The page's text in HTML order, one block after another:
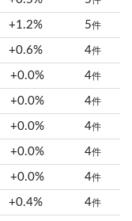
+1.2% 5件
+0.6% 4件
+0.0% 4件
+0.0% 4件
+0.0% 4件
+0.0% 4件
+0.0% 4件
+0.4% 4件